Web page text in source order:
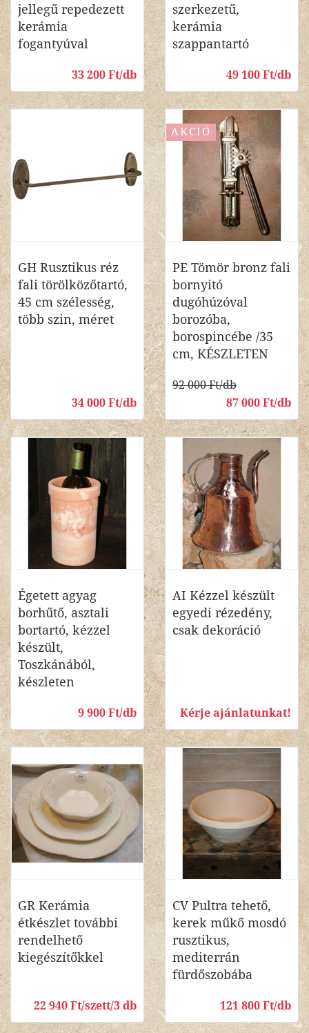
jellegű repedezett
kerámia
fogantyúval
33 200 Ft/db
szerkezetű,
kerámia
szappantartó
49 100 Ft/db
GH Rusztikus réz
fali törölközőtartó,
45 cm szélesség,
több szin, méret
34 000 Ft/db
AKCIÓ
PE Tömör bronz fali
bornyitó
dugóhúzóval
borozóba,
borospincébe /35
cm, KÉSZLETEN
92 000 Ft/db
87 000 Ft/db
Égetett agyag
borhűtő, asztali
bortartó, kézzel
készült,
Toszkánából,
készleten
9 900 Ft/db
AI Kézzel készült
egyedi rézedény,
csak dekoráció
Kérje ajánlatunkat!
GR Kerámia
étkészlet további
rendelhető
kiegészítőkkel
22 940 Ft/szett/3 db
CV Pultra tehető,
kerek műkő mosdó
rusztikus,
mediterrán
fürdőszobába
121 800 Ft/db